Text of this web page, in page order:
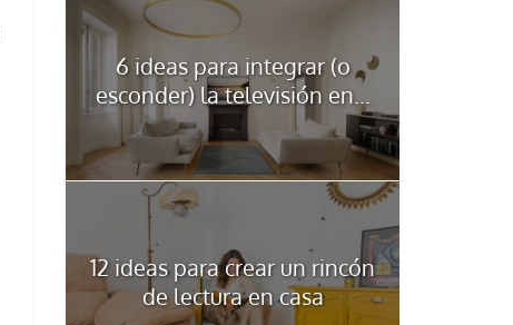
6 ideas para integrar (o
esconder) la televisión en...
12 ideas para crear un rincón
de lectura en casa